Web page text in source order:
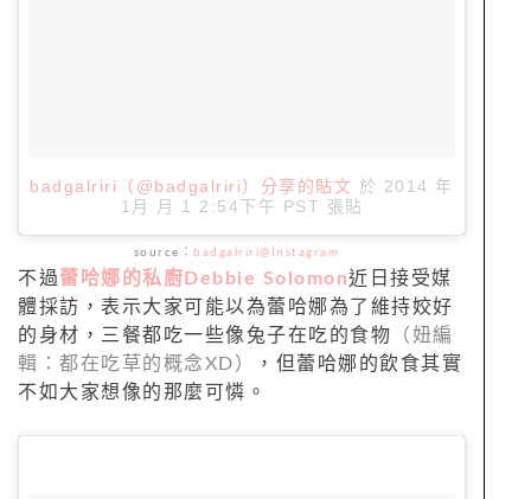
badgalriri（@badgalriri）分享的貼文 於 2014 年
1月 月 1 2:54下午 PST 張貼
source： badgalriri@Instagram
不過蕾哈娜的私廚Debbie Solomon近日接受媒
體採訪，表示大家可能以為蕾哈娜為了維持姣好
的身材，三餐都吃一些像兔子在吃的食物 （妞編
輯：都在吃草的概念XD）
，但蕾哈娜的飲食其實
不如大家想像的那麼可憐。